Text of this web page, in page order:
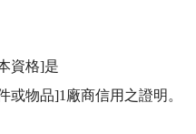
資格]是
或物品]1廠商信用之證明。